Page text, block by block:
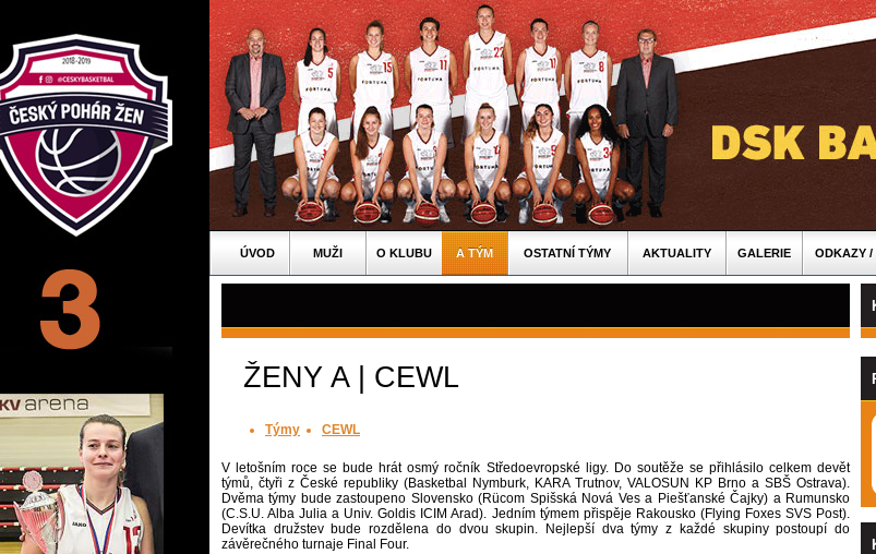
ÚVOD MUŽI O KLUBU A TÝM OSTATNÍ TÝMY AKTUALITY GALERIE ODKAZY /
ŽENY A | CEWL
Týmy CEWL
V letošním roce se bude hrát osmý ročník Středoevropské ligy. Do soutěže se přihlásilo celkem devět
týmů, čtyři z České republiky (Basketbal Nymburk, KARA Trutnov, VALOSUN KP Brno a SBŠ Ostrava).
Dvěma týmy bude zastoupeno Slovensko (Rücom Spišská Nová Ves a Piešťanské Čajky) a Rumunsko
(C.S.U. Alba Julia a Univ. Goldis ICIM Arad). Jedním týmem přispěje Rakousko (Flying Foxes SVS Post).
Devítka družstev bude rozdělena do dvou skupin. Nejlepší dva týmy z každé skupiny postoupí do
závěrečného turnaje Final Four.